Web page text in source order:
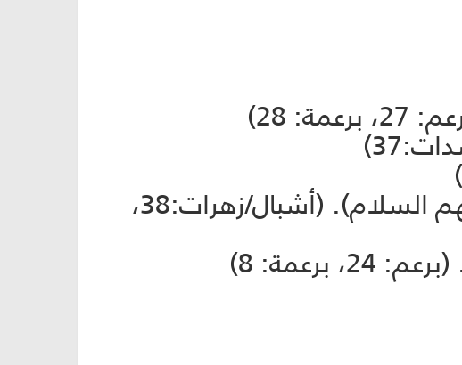
28)
- يشارك في إحياء ولادات وشهادات الأئمة المعصومين (عليهم السلام). (أشبال/زهرات:38،
8)